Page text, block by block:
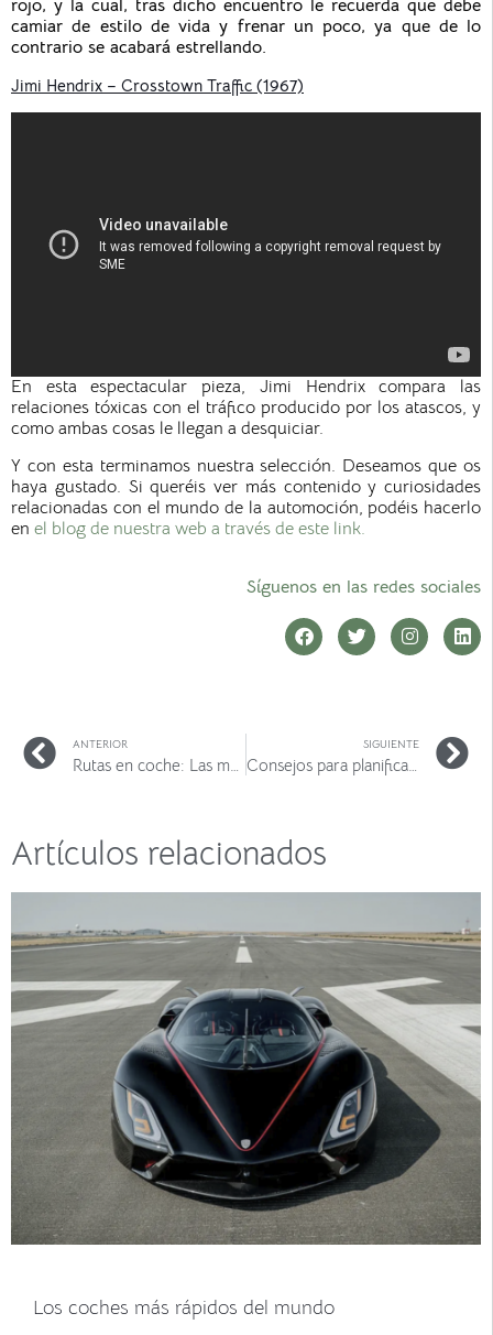
rojo, y la cual, tras dicho encuentro le recuerda que debe
camiar de estilo de vida y frenar un poco, ya que de lo
contrario se acabará estrellando.
Jimi Hendrix – Crosstown Traffic (1967)
En esta espectacular pieza, Jimi Hendrix compara las
relaciones tóxicas con el tráfico producido por los atascos, y
como ambas cosas le llegan a desquiciar.
Y con esta terminamos nuestra selección. Deseamos que os
haya gustado. Si queréis ver más contenido y curiosidades
relacionadas con el mundo de la automoción, podéis hacerlo
en el blog de nuestra web a través de este link.
Síguenos en las redes sociales
ANTERIOR SIGUIENTE
Artículos relacionados
Los coches más rápidos del mundo